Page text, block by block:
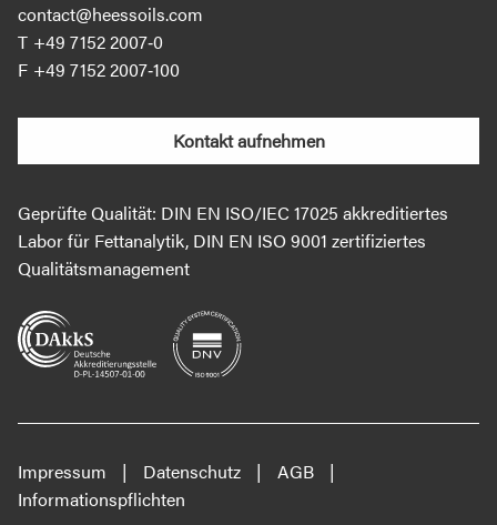
contact@heessoils.com
+49 7152 2007‐0
+49 7152 2007‐100
Kontakt aufnehmen
Geprüfte Qualität: DIN EN ISO/IEC 17025 akkreditiertes
Labor für Fettanalytik, DIN EN ISO 9001 zertifiziertes
Qualitätsmanagement
Impressum Datenschutz
AGB
Informationspflichten